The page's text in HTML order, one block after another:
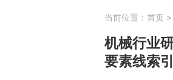
当前位置： 首页 >
机械行业
要素线索